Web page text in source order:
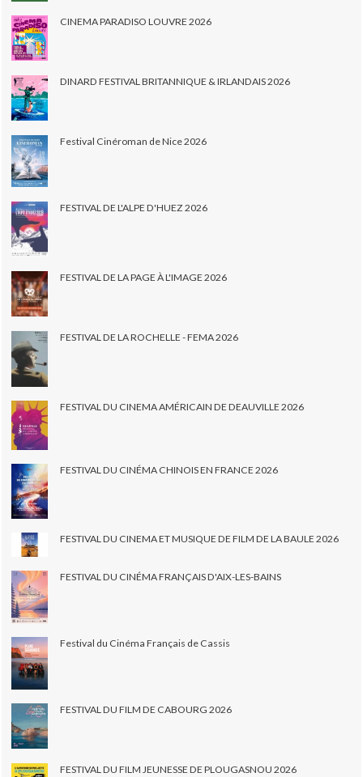
CINEMA PARADISO LOUVRE 2026
DINARD FESTIVAL BRITANNIQUE & IRLANDAIS 2026
Festival Cinéroman de Nice 2026
FESTIVAL DE L'ALPE D'HUEZ 2026
FESTIVAL DE LA PAGE À L'IMAGE 2026
FESTIVAL DE LA ROCHELLE - FEMA 2026
FESTIVAL DU CINEMA AMÉRICAIN DE DEAUVILLE 2026
FESTIVAL DU CINÉMA CHINOIS EN FRANCE 2026
FESTIVAL DU CINEMA ET MUSIQUE DE FILM DE LA BAULE 2026
FESTIVAL DU CINÉMA FRANÇAIS D'AIX-LES-BAINS
Festival du Cinéma Français de Cassis
FESTIVAL DU FILM DE CABOURG 2026
FESTIVAL DU FILM JEUNESSE DE PLOUGASNOU 2026